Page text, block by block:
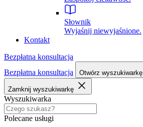
Słownik
Wyjaśnij niewyjaśnione.
Kontakt
Bezpłatna konsultacja
Bezpłatna konsultacja
Otwórz wyszukiwarkę
Zamknij wyszukiwarkę
Wyszukiwarka
Polecane usługi